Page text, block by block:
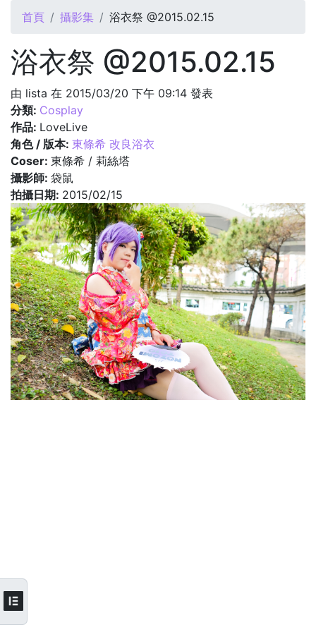
您在這裡
首頁 攝影集 浴衣祭 @2015.02.15
浴衣祭 @2015.02.15
由 lista 在 2015/03/20 下午 09:14 發表
分類: Cosplay
作品: LoveLive
角色 / 版本: 東條希 改良浴衣
Coser: 東條希 / 莉絲塔
攝影師: 袋鼠
拍攝日期: 2015/02/15